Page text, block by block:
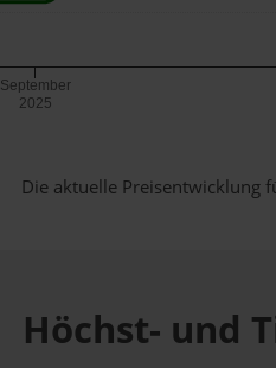
September
2025
Die aktuelle Preisentwicklung
Höchst- und